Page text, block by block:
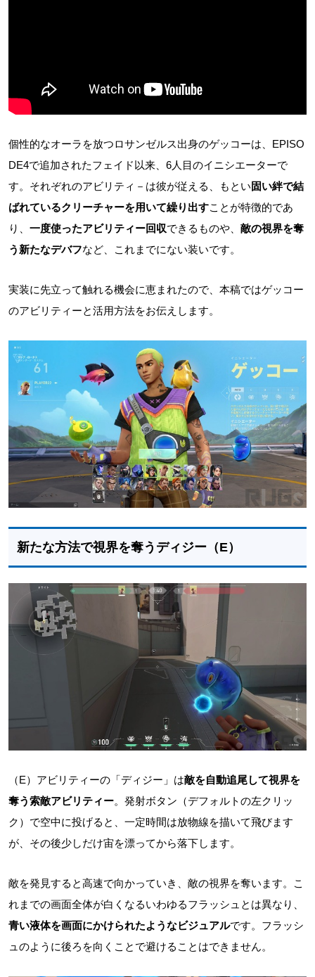
個性的なオーラを放つロサンゼルス出身のゲッコーは、EPISO
DE4で追加されたフェイド以来、6人目のイニシエーターで
す。それぞれのアビリティ－は彼が従える、もとい固い絆で結
ばれているクリーチャーを用いて繰り出すことが特徴的であ
り、 一度使ったアビリティー回収できるものや、 敵の視界を奪
う新たなデバフなど、これまでにない装いです。
実装に先立って触れる機会に恵まれたので、本稿ではゲッコー
のアビリティーと活用方法をお伝えします。
新たな方法で視界を奪うディジー（E）
（E）アビリティーの「ディジー」は敵を自動追尾して視界を
奪う索敵アビリティー。発射ボタン（デフォルトの左クリッ
ク）で空中に投げると、一定時間は放物線を描いて飛びます
が、その後少しだけ宙を漂ってから落下します。
敵を発見すると高速で向かっていき、敵の視界を奪います。こ
れまでの画面全体が白くなるいわゆるフラッシュとは異なり、
青い液体を画面にかけられたようなビジュアルです。フラッシ
ュのように後ろを向くことで避けることはできません。